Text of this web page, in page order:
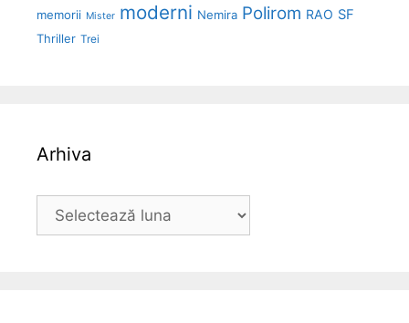
memorii Mister moderni Nemira Polirom RAO SF
Thriller Trei
Arhiva
Arhiva